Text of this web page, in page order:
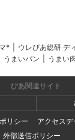
* ウレぴあ総研 デ
うまいパン うまい
ぴあ関連サイト
リシー
アクセス
外部送信ポリシー